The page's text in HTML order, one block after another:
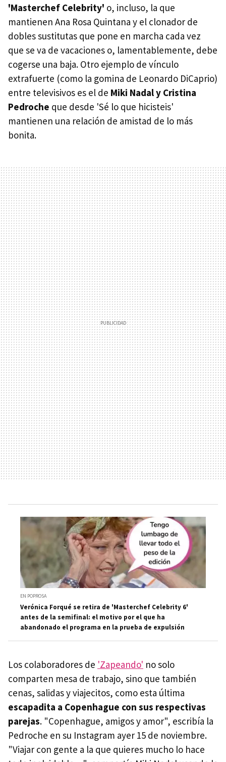
'Masterchef Celebrity' o, incluso, la que
mantienen Ana Rosa Quintana y el clonador de
dobles sustitutas que pone en marcha cada vez
que se va de vacaciones o, lamentablemente, debe
cogerse una baja. Otro ejemplo de vínculo
extrafuerte (como la gomina de Leonardo DiCaprio)
entre televisivos es el de Miki Nadal y Cristina
Pedroche que desde 'Sé lo que hicisteis'
mantienen una relación de amistad de lo más
bonita.
EN POPROSA
Verónica Forqué se retira de 'Masterchef Celebrity 6'
antes de la semifinal: el motivo por el que ha
abandonado el programa en la prueba de expulsión
Los colaboradores de 'Zapeando' no solo
comparten mesa de trabajo, sino que también
cenas, salidas y viajecitos, como esta última
escapadita a Copenhague con sus respectivas
parejas. "Copenhague, amigos y amor", escribía la
Pedroche en su Instagram ayer 15 de noviembre.
"Viajar con gente a la que quieres mucho lo hace